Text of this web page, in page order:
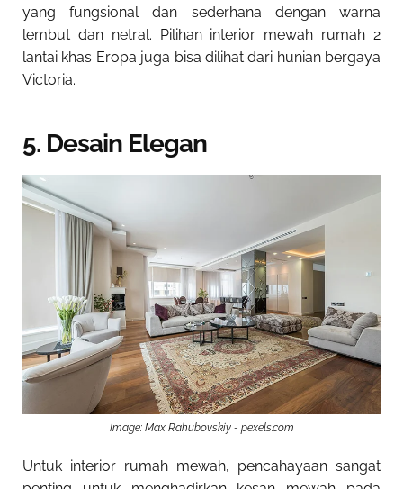
yang fungsional dan sederhana dengan warna
lembut dan netral. Pilihan interior mewah rumah 2
lantai khas Eropa juga bisa dilihat dari hunian bergaya
Victoria.
5. Desain Elegan
Image: Max Rahubovskiy - pexels.com
Untuk interior rumah mewah, pencahayaan sangat